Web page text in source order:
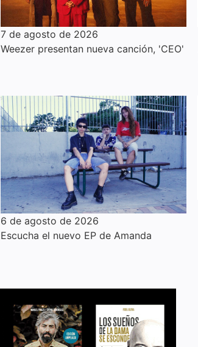
7 de agosto de 2026
Weezer presentan nueva canción, 'CEO'
6 de agosto de 2026
Escucha el nuevo EP de Amanda